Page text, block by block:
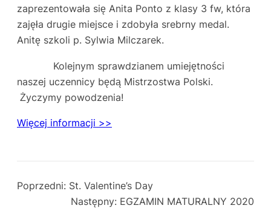
zaprezentowała się Anita Ponto z klasy 3 fw, która
zajęła drugie miejsce i zdobyła srebrny medal.
Anitę szkoli p. Sylwia Milczarek.
Kolejnym sprawdzianem umiejętności
naszej uczennicy będą Mistrzostwa Polski.
Życzymy powodzenia!
Więcej informacji >>
Poprzedni: St. Valentine’s Day
Następny: EGZAMIN MATURALNY 2020